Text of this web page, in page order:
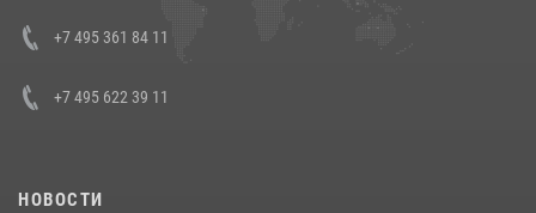
+7 495 361 84 11
+7 495 622 39 11
НОВОСТИ